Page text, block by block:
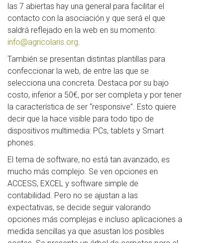
las 7 abiertas hay una general para facilitar el
contacto con la asociación y que será el que
saldrá reflejado en la web en su momento:
info@agricolaris.org.
También se presentan distintas plantillas para
confeccionar la web, de entre las que se
selecciona una concreta. Destaca por su bajo
costo, inferior a 50€, por ser completa y por tener
la característica de ser “responsive”. Esto quiere
decir que la hace visible para todo tipo de
dispositivos multimedia: PCs, tablets y Smart
phones.
El tema de software, no está tan avanzado, es
mucho más complejo. Se ven opciones en
ACCESS, EXCEL y software simple de
contabilidad. Pero no se ajustan a las
expectativas, se decide seguir valorando
opciones más complejas e incluso aplicaciones a
medida sencillas ya que asustan los posibles